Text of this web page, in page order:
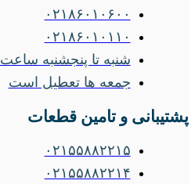
۰۲۱۸۶۰۱۰۶۰۰
۰۲۱۸۶۰۱۰۱۱۰
شنبه تا پنجشنبه ساعت ۲۰-۸
جمعه ها تعطیل است
پشتیبانی و تامین قطعات
۰۲۱۵۵۸۸۲۲۱۵
۰۲۱۵۵۸۸۲۲۱۴